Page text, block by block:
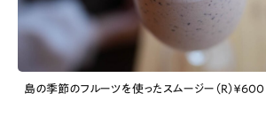
島の季節のフルーツを使ったスムージー（R）￥600